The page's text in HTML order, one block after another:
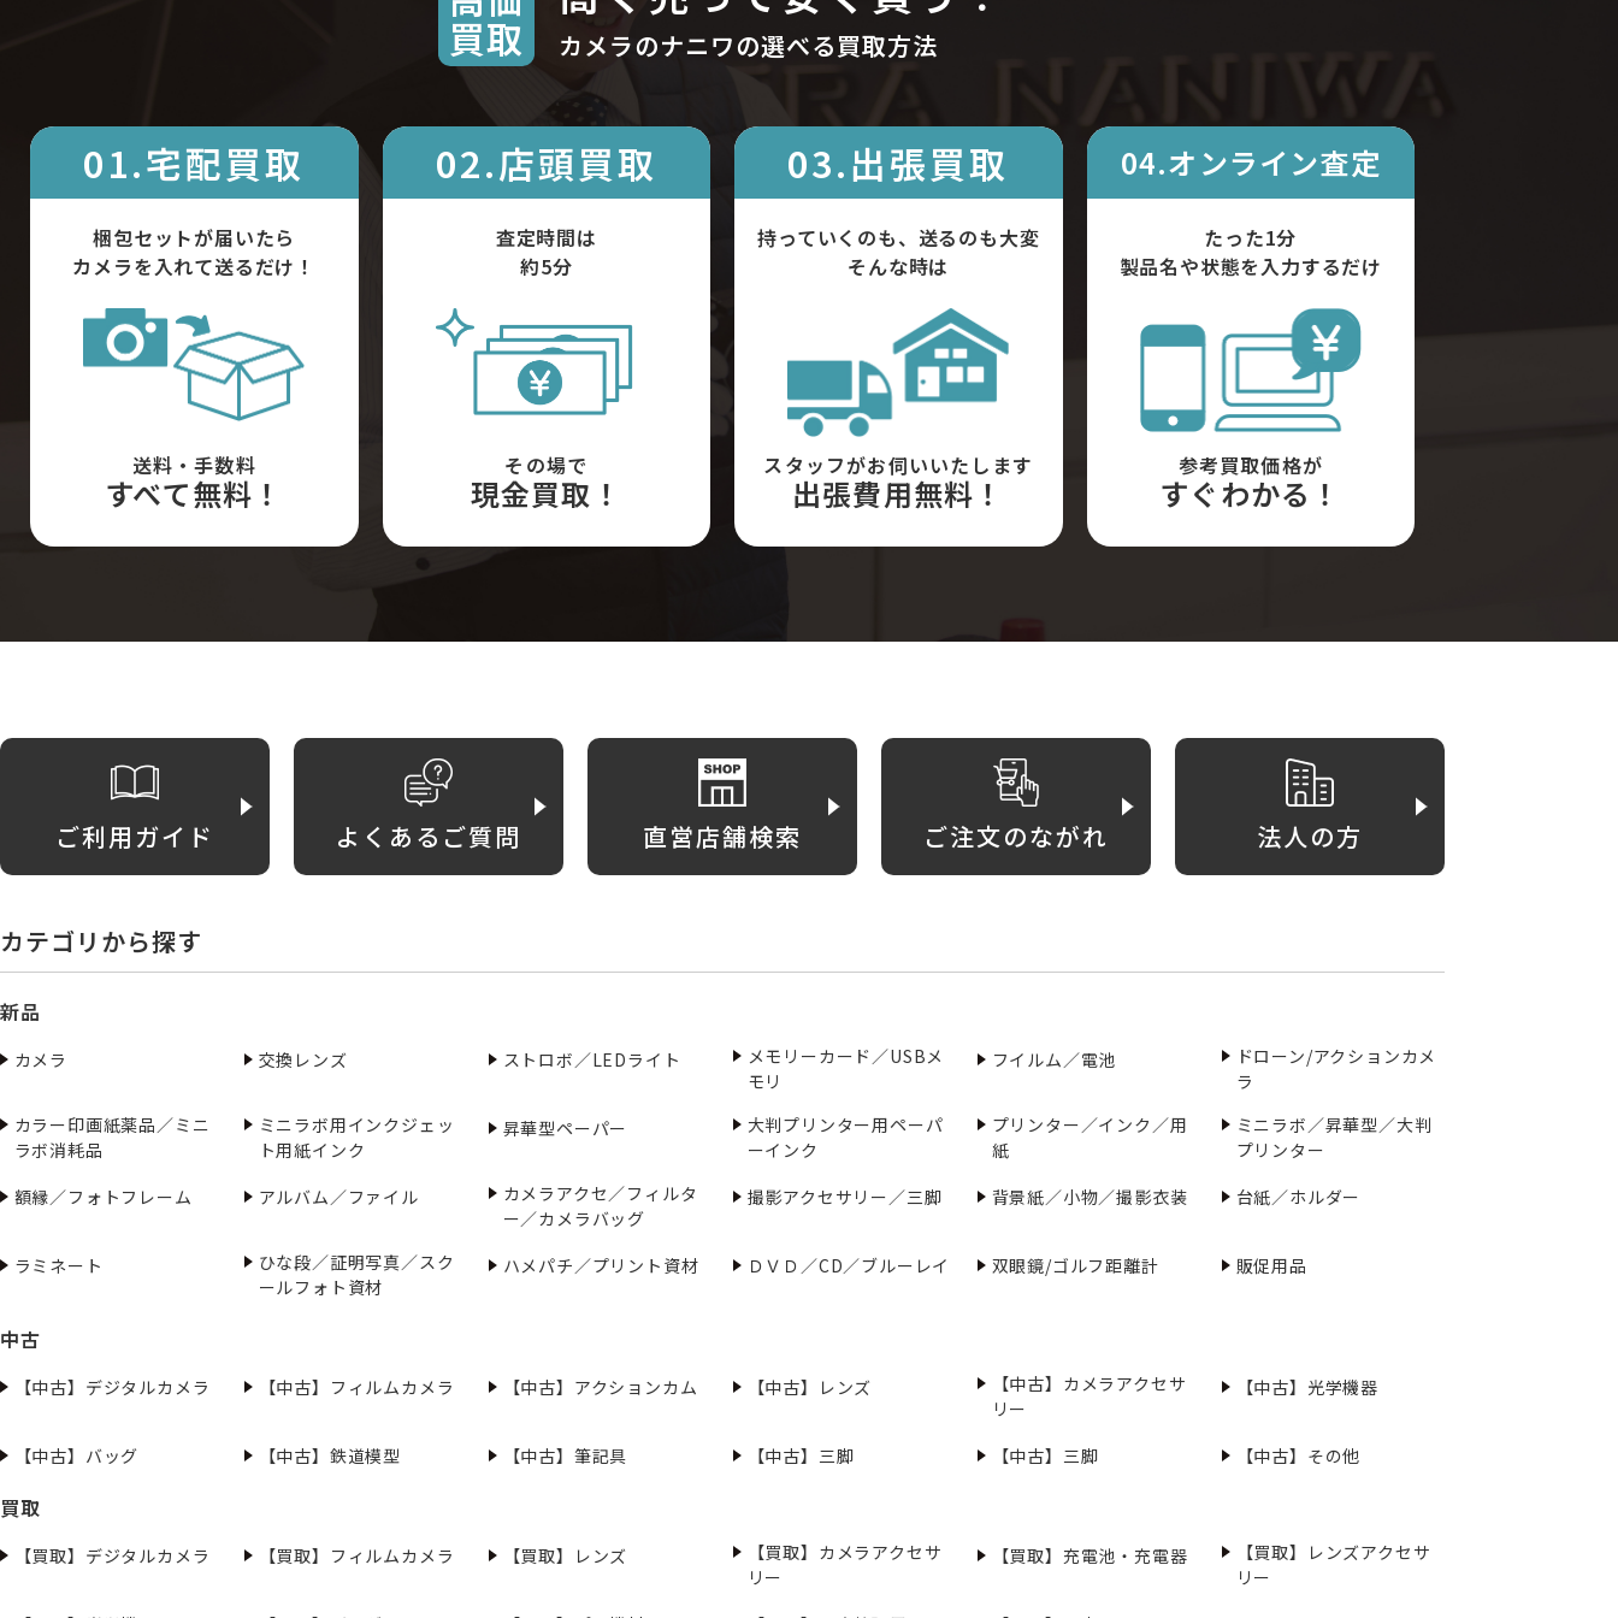
買取 カメラのナニワの選べる買取方法
01.宅配買取
梱包セットが届いたら
カメラを入れて送るだけ！
送料・手数料
すべて無料！
02.店頭買取
査定時間は
約5分
その場で
現金買取！
03.出張買取
持っていくのも、送るのも大変
そんな時は
スタッフがお伺いいたします
出張費用無料！
04.オンライン査定
たった1分
製品名や状態を入力するだけ
参考買取価格が
すぐわかる！
ご利用ガイド よくあるご質問 直営店舗検索 ご注文のながれ 法人の方
カテゴリから探す
新品
カメラ 交換レンズ ストロボ／LEDライト
メモリーカード／USBメ
モリ
フイルム／電池
ドローン/アクションカメ
ラ
カラー印画紙薬品／ミニ
ラボ消耗品
ミニラボ用インクジェッ
ト用紙インク
昇華型ペーパー
大判プリンター用ペーパ
ーインク
プリンター／インク／用
紙
ミニラボ／昇華型／大判
プリンター
額縁／フォトフレーム
アルバム／ファイル
カメラアクセ／フィルタ
ー／カメラバッグ
撮影アクセサリー／三脚 背景紙／小物／撮影衣装 台紙／ホルダー
ラミネート
ひな段／証明写真／スク
ールフォト資材
ハメパチ／プリント資材 ＤＶＤ／CD／ブルーレイ 双眼鏡/ゴルフ距離計 販促用品
中古
【中古】デジタルカメラ 【中古】フィルムカメラ 【中古】アクションカム 【中古】レンズ
【中古】カメラアクセサ
リー
【中古】光学機器
【中古】バッグ 【中古】鉄道模型 【中古】筆記具 【中古】三脚 【中古】三脚 【中古】その他
買取
【買取】デジタルカメラ 【買取】フィルムカメラ 【買取】レンズ
【買取】カメラアクセサ
リー
【買取】充電池・充電器
【買取】レンズアクセサ
リー